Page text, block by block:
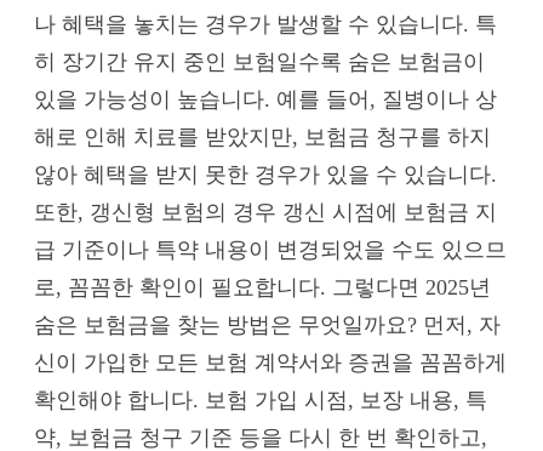
나 혜택을 놓치는 경우가 발생할 수 있습니다. 특
히 장기간 유지 중인 보험일수록 숨은 보험금이
있을 가능성이 높습니다. 예를 들어, 질병이나 상
해로 인해 치료를 받았지만, 보험금 청구를 하지
않아 혜택을 받지 못한 경우가 있을 수 있습니다.
또한, 갱신형 보험의 경우 갱신 시점에 보험금 지
급 기준이나 특약 내용이 변경되었을 수도 있으므
로, 꼼꼼한 확인이 필요합니다. 그렇다면 2025년
숨은 보험금을 찾는 방법은 무엇일까요? 먼저, 자
신이 가입한 모든 보험 계약서와 증권을 꼼꼼하게
확인해야 합니다. 보험 가입 시점, 보장 내용, 특
약, 보험금 청구 기준 등을 다시 한 번 확인하고,